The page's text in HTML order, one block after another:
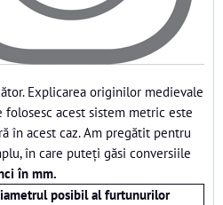
Explicarea originilor medievale
acest sistem metric este
în acest caz. Am pregătit pentru
în care puteți găsi conversiile
în mm.
posibil al furtunurilor